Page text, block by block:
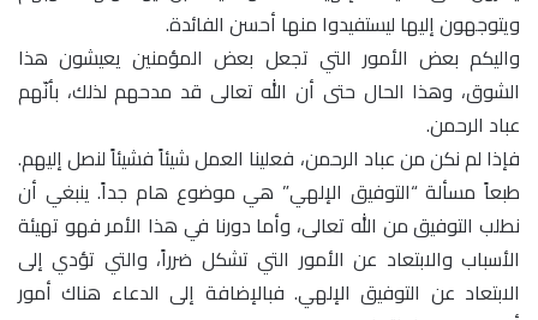
ويتوجهون إليها ليستفيدوا منها أحسن الفائدة.
واليكم بعض الأمور التي تجعل بعض المؤمنين يعيشون هذا
الشوق، وهذا الحال حتى أن الله تعالى قد مدحهم لذلك، بأنّهم
عباد الرحمن.
فإذا لم نكن من عباد الرحمن، فعلينا العمل شيئاً فشيئاً لنصل إليهم.
طبعاً مسألة “التوفيق الإلهي” هي موضوع هام جداً. ينبغي أن
نطلب التوفيق من الله تعالى، وأما دورنا في هذا الأمر فهو تهيئة
الأسباب والابتعاد عن الأمور التي تشكل ضرراً، والتي تؤدي إلى
الابتعاد عن التوفيق الإلهي. فبالإضافة إلى الدعاء هناك أمور